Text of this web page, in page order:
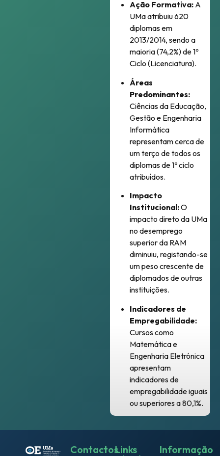
Ação Formativa: A
UMa atribuiu 620
diplomas em
2013/2014, sendo a
maioria (74,2%) de 1º
Ciclo (Licenciatura).
Áreas
Predominantes:
Ciências da Educação,
Gestão e Engenharia
Informática
representam cerca de
um terço de todos os
diplomas de 1º ciclo
atribuídos.
Impacto
Institucional:O
impacto direto da UMa
no desemprego
superior da RAM
diminuiu, registando-se
um peso crescente de
diplomados de outras
instituições.
Indicadores de
Empregabilidade:
Cursos como
Matemática e
Engenharia Eletrónica
apresentam
indicadores de
empregabilidade iguais
ou superiores a 80,1%.
ContactosLinks
Informação